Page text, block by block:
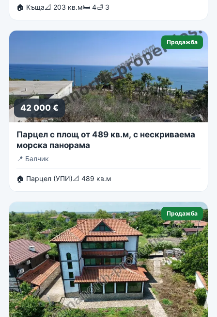
🏠 Къща📐 203 кв.м🛏 4🛁 3
Продажба
42 000 €
Парцел с площ от 489 кв.м, с нескриваема
морска панорама
📍 Балчик
🏠 Парцел (УПИ)📐 489 кв.м
Продажба